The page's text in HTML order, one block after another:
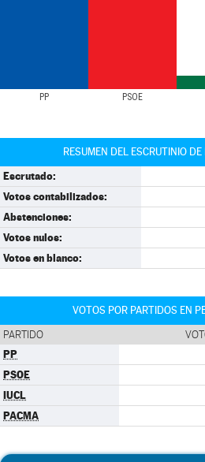
PP PSOE
RESUMEN DEL ESCRUTINIO
Escrutado:
Votos contabilizados:
Abstenciones:
Votos nulos:
Votos en blanco:
VOTOS POR PARTIDOS EN
PARTIDO
PP
PSOE
IUCL
PACMA